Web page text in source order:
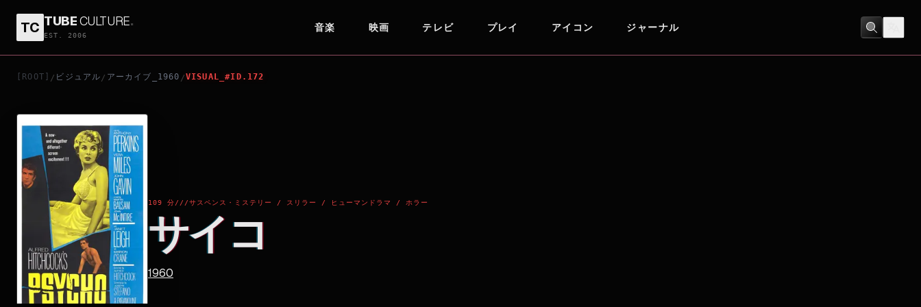
TC TUBECULTURE.
EST. 2006
音楽 映画 テレビ プレイ アイコン ジャーナル
[ROOT] / ビジュアル / アーカイブ_1960 /VISUAL_#ID.172
109 分///サスペンス・ミステリー / スリラー / ヒューマンドラマ / ホラー
サイコ
1960
サイコ サスペンス・ミステリー/ スリラー